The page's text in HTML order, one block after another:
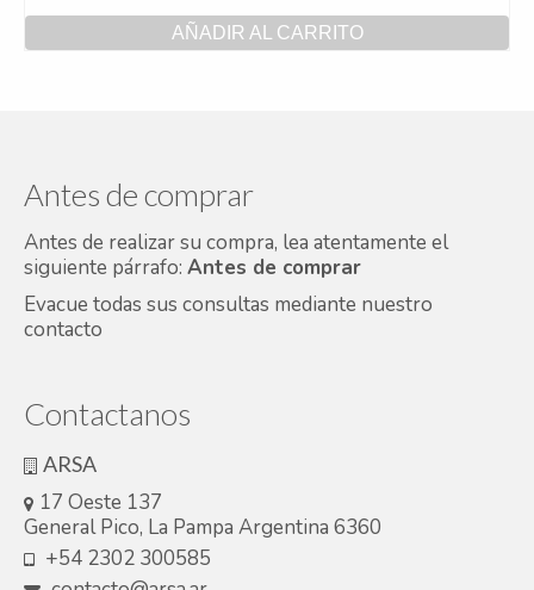
AÑADIR AL CARRITO
Antes de comprar
Antes de realizar su compra, lea atentamente el
siguiente párrafo: Antes de comprar
Evacue todas sus consultas mediante nuestro
contacto
Contactanos
ARSA
17 Oeste 137
General Pico, La Pampa Argentina 6360
+54 2302 300585